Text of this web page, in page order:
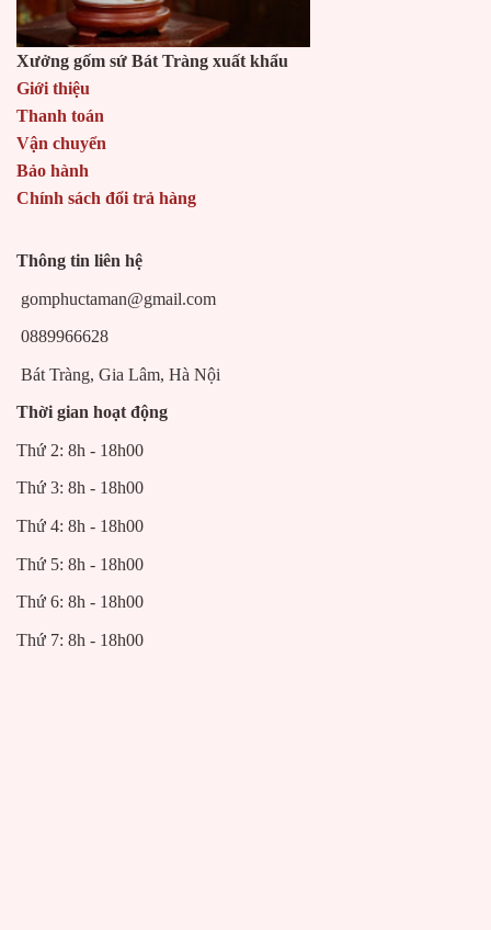
Xưởng gốm sứ Bát Tràng xuất khẩu
Giới thiệu
Thanh toán
Vận chuyển
Bảo hành
Chính sách đổi trả hàng
Thông tin liên hệ
gomphuctaman@gmail.com
0889966628
Bát Tràng, Gia Lâm, Hà Nội
Thời gian hoạt động
Thứ 2: 8h - 18h00
Thứ 3: 8h - 18h00
Thứ 4: 8h - 18h00
Thứ 5: 8h - 18h00
Thứ 6: 8h - 18h00
Thứ 7: 8h - 18h00